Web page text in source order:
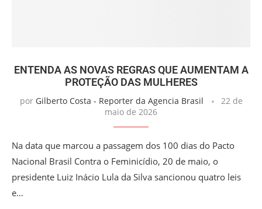
ENTENDA AS NOVAS REGRAS QUE AUMENTAM A
PROTEÇÃO DAS MULHERES
por Gilberto Costa - Reporter da Agencia Brasil
22 de
maio de 2026
Na data que marcou a passagem dos 100 dias do Pacto
Nacional Brasil Contra o Feminicídio, 20 de maio, o
presidente Luiz Inácio Lula da Silva sancionou quatro leis
e…